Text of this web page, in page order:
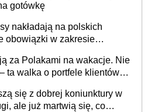
gotówkę
nakładają na polskich
obowiązki w zakresie
za Polakami na wakacje. Nie
ta walka o portfele klientów
się z dobrej koniunktury w
ale już martwią się, co